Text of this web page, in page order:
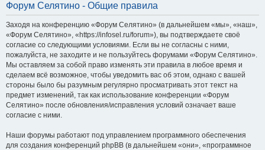
Форум Селятино - Общие правила
Заходя на конференцию «Форум Селятино» (в дальнейшем «мы», «наш»,
«Форум Селятино», «https://infosel.ru/forum»), вы подтверждаете своё
согласие со следующими условиями. Если вы не согласны с ними,
пожалуйста, не заходите и не пользуйтесь форумами «Форум Селятино».
Мы оставляем за собой право изменять эти правила в любое время и
сделаем всё возможное, чтобы уведомить вас об этом, однако с вашей
стороны было бы разумным регулярно просматривать этот текст на
предмет изменений, так как использование конференции «Форум
Селятино» после обновления/исправления условий означает ваше
согласие с ними.
Наши форумы работают под управлением программного обеспечения
для создания конференций phpBB (в дальнейшем «они», «программное